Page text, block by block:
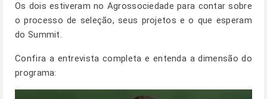
Os dois estiveram no Agrossociedade para contar sobre
o processo de seleção, seus projetos e o que esperam
do Summit.
Confira aentrevista completa e entenda a dimensão do
programa: